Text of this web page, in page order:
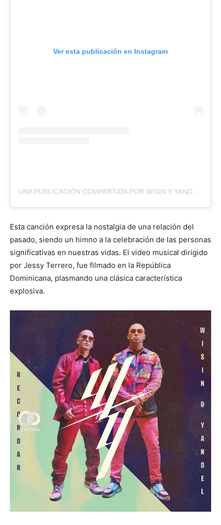
Ver esta publicación en Instagram
UNA PUBLICACIÓN COMPARTIDA POR WISIN Y YANDEL (@WISINYYANDEL)
Esta canción expresa la nostalgia de una relación del
pasado, siendo un himno a la celebración de las personas
significativas en nuestras vidas. El video musical dirigido
por Jessy Terrero, fue filmado en la República
Dominicana, plasmando una clásica característica
explosiva.